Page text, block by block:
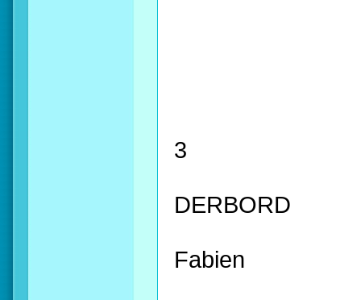
3
DERBORD
Fabien